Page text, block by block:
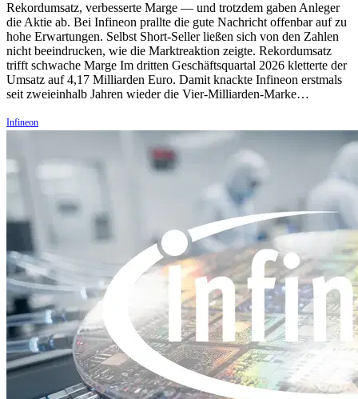
Rekordumsatz, verbesserte Marge — und trotzdem gaben Anleger
die Aktie ab. Bei Infineon prallte die gute Nachricht offenbar auf zu
hohe Erwartungen. Selbst Short-Seller ließen sich von den Zahlen
nicht beeindrucken, wie die Marktreaktion zeigte. Rekordumsatz
trifft schwache Marge Im dritten Geschäftsquartal 2026 kletterte der
Umsatz auf 4,17 Milliarden Euro. Damit knackte Infineon erstmals
seit zweieinhalb Jahren wieder die Vier-Milliarden-Marke…
Infineon